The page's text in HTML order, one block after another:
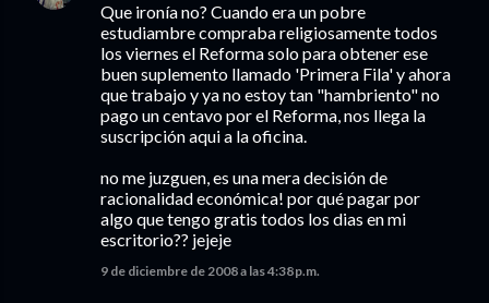
Que ironía no? Cuando era un pobre
estudiambre compraba religiosamente todos
los viernes el Reforma solo para obtener ese
buen suplemento llamado 'Primera Fila' y ahora
que trabajo y ya no estoy tan "hambriento" no
pago un centavo por el Reforma, nos llega la
suscripción aqui a la oficina.
no me juzguen, es una mera decisión de
racionalidad económica! por qué pagar por
algo que tengo gratis todos los dias en mi
escritorio?? jejeje
9 de diciembre de 2008 a las 4:38 p.m.